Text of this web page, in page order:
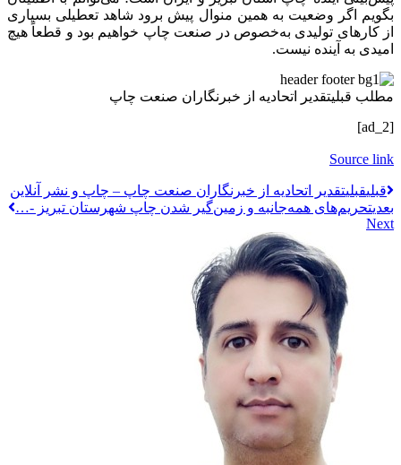
بگویم اگر وضعیت به همین منوال پیش برود شاهد تعطیلی بسیاری
از کارهای تولیدی به‌خصوص در صنعت چاپ خواهیم بود و قطعاً هیچ
امیدی به آینده نیست.
مطلب قبلیتقدیر اتحادیه از خبرنگاران صنعت چاپ
[ad_2]
Source link
قبليقبلیتقدیر اتحادیه از خبرنگاران صنعت چاپ – چاپ و نشر آنلاین
بعدیتحریم‌های همه‌جانبه و زمین‌گیر شدن چاپ شهرستان تبریز -…
Next